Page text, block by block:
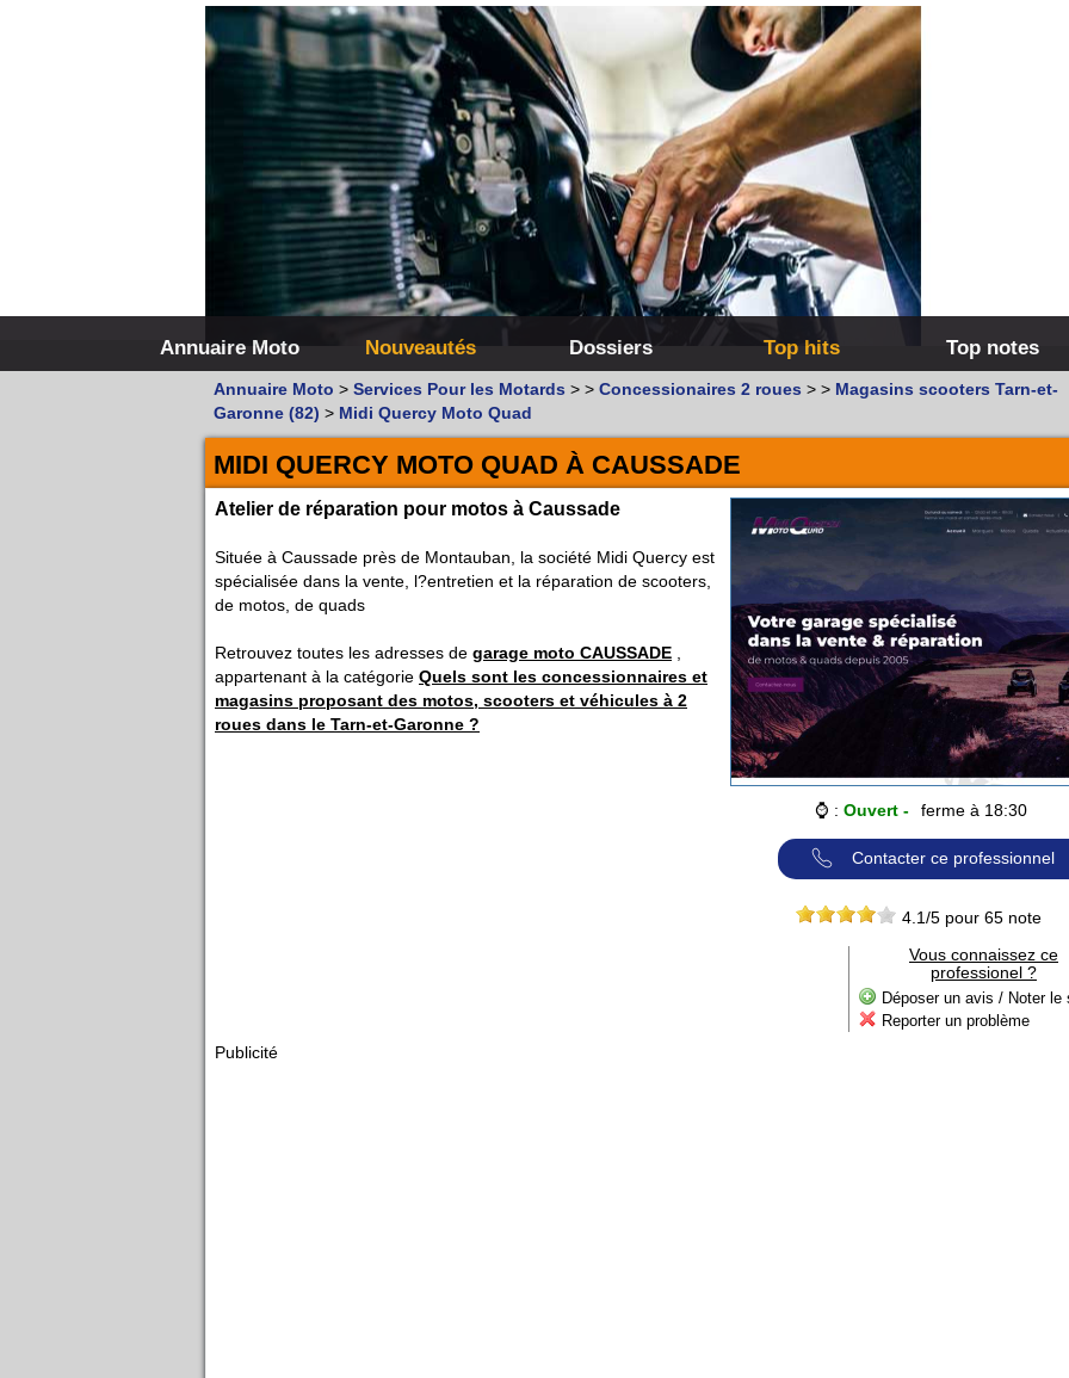
Annuaire Moto Nouveautés Dossiers Top hits Top notes
Annuaire Moto > Services Pour les Motards > > Concessionaires 2 roues > > Magasins scooters Tarn-et-
Garonne (82) > Midi Quercy Moto Quad
MIDI QUERCY MOTO QUAD À CAUSSADE
⌚ : Ouvert - ferme à 18:30
Contacter ce professionnel
4.1/5 pour 65 note
Vous connaissez ce
professionel ?
Déposer un avis / Noter le
Reporter un problème
Atelier de réparation pour motos à Caussade
Située à Caussade près de Montauban, la société Midi Quercy est
spécialisée dans la vente, l?entretien et la réparation de scooters,
de motos, de quads
Retrouvez toutes les adresses de garage moto CAUSSADE
appartenant à la catégorie Quels sont les concessionnaires et
magasins proposant des motos, scooters et véhicules à 2
roues dans le Tarn-et-Garonne ?
Publicité